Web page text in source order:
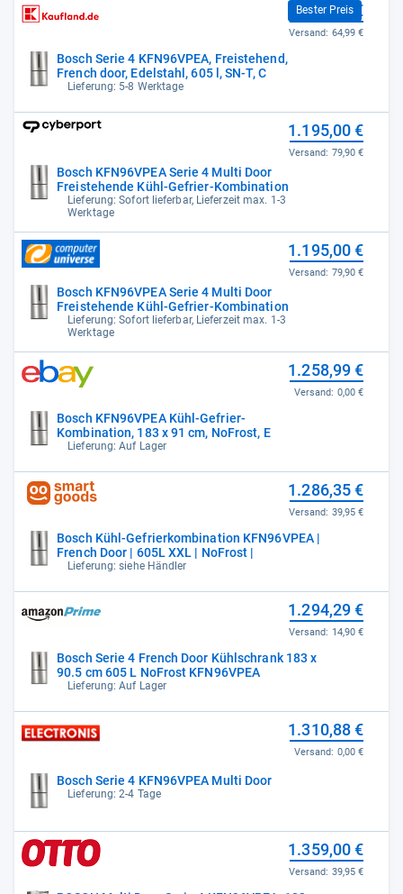
Bosch Serie 4 KFN96VPEA, Freistehend,
French door, Edelstahl, 605 l, SN-T, C
Lieferung: 5-8 Werktage
Bester Preis
1.172,20 €
Versand: 64,99 €
Bosch KFN96VPEA Serie 4 Multi Door
Freistehende Kühl-Gefrier-Kombination
Lieferung: Sofort lieferbar, Lieferzeit max. 1-3
Werktage
1.195,00 €
Versand: 79,90 €
Bosch KFN96VPEA Serie 4 Multi Door
Freistehende Kühl-Gefrier-Kombination
Lieferung: Sofort lieferbar, Lieferzeit max. 1-3
Werktage
1.195,00 €
Versand: 79,90 €
Bosch KFN96VPEA Kühl-Gefrier-
Kombination, 183 x 91 cm, NoFrost, E
Lieferung: Auf Lager
1.258,99 €
Versand: 0,00 €
Bosch Kühl-Gefrierkombination KFN96VPEA |
French Door | 605L XXL | NoFrost |
Lieferung: siehe Händler
1.286,35 €
Versand: 39,95 €
Bosch Serie 4 French Door Kühlschrank 183 x
90.5 cm 605 L NoFrost KFN96VPEA
Lieferung: Auf Lager
1.294,29 €
Versand: 14,90 €
Bosch Serie 4 KFN96VPEA Multi Door
Lieferung: 2-4 Tage
1.310,88 €
Versand: 0,00 €
1.359,00 €
Versand: 39,95 €